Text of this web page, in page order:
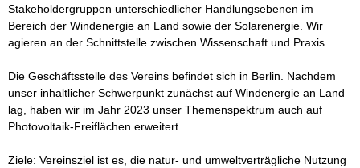
Stakeholdergruppen unterschiedlicher Handlungsebenen im
Bereich der Windenergie an Land sowie der Solarenergie. Wir
agieren an der Schnittstelle zwischen Wissenschaft und Praxis.
Die Geschäftsstelle des Vereins befindet sich in Berlin. Nachdem
unser inhaltlicher Schwerpunkt zunächst auf Windenergie an Land
lag, haben wir im Jahr 2023 unser Themenspektrum auch auf
Photovoltaik-Freiflächen erweitert.
Ziele: Vereinsziel ist es, die natur- und umweltverträgliche Nutzung